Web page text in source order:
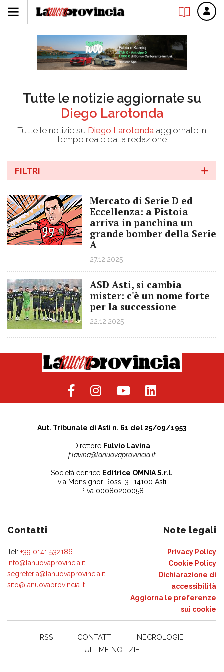
Tutte le notizie aggiornate su
Diego Larotonda
Tutte le notizie su Diego Larotonda aggiornate in
tempo reale dalla redazione
FILTRI
Mercato di Serie D ed
Eccellenza: a Pistoia
arriva in panchina un
grande bomber della Serie
A
27.12.2025
ASD Asti, si cambia
mister: c'è un nome forte
per la successione
22.12.2025
Aut. Tribunale di Asti n. 61 del 25/09/1953
Direttore Fulvio Lavina
f.lavina@lanuovaprovincia.it
Società editrice Editrice OMNIA S.r.l.
via Monsignor Rossi 3 -14100 Asti
P.Iva 00080200058
Contatti
Tel: +39 0141 532186
info@lanuovaprovincia.it
segreteria@lanuovaprovincia.it
sito@lanuovaprovincia.it
Note legali
Privacy Policy
Cookie Policy
Dichiarazione di
accessibilità
Aggiorna le preferenze
sui cookie
RSS CONTATTI
NECROLOGIE
ULTIME NOTIZIE